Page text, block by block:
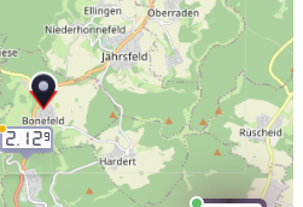
2.129